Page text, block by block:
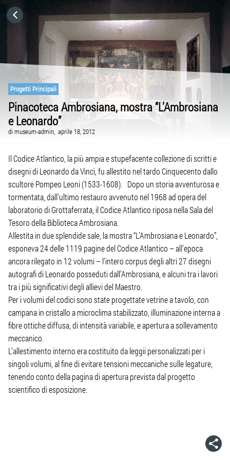
Progetti Principali
Pinacoteca Ambrosiana, mostra “L’Ambrosiana
e Leonardo”
di museum-admin, aprile 18, 2012
Il Codice Atlantico, la più ampia e stupefacente collezione di scritti e
disegni di Leonardo da Vinci, fu allestito nel tardo Cinquecento dallo
scultore Pompeo Leoni (1533-1608). Dopo un storia avventurosa e
tormentata, dall’ultimo restauro avvenuto nel 1968 ad opera del
laboratorio di Grottaferrata, il Codice Atlantico riposa nella Sala del
Tesoro della Biblioteca Ambrosiana.
Allestita in due splendide sale, la mostra “L’Ambrosiana e Leonardo”,
esponeva 24 delle 1119 pagine del Codice Atlantico – all’epoca
ancora rilegato in 12 volumi – l’intero corpus degli altri 27 disegni
autografi di Leonardo posseduti dall’Ambrosiana, e alcuni tra i lavori
tra i più significativi degli allievi del Maestro.
Per i volumi del codici sono state progettate vetrine a tavolo, con
campana in cristallo a microclima stabilizzato, illuminazione interna a
fibre ottiche diffusa, di intensità variabile, e apertura a sollevamento
meccanico.
L’allestimento interno era costituito da leggii personalizzati per i
singoli volumi, al fine di evitare tensioni meccaniche sulle legature,
tenendo conto della pagina di apertura prevista dal progetto
scientifico di esposizione.
HOME
CATEGORIE
VAI A
VISITA IL SITO